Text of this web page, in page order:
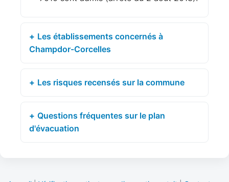
Les établissements concernés à
Champdor-Corcelles
Les risques recensés sur la commune
Questions fréquentes sur le plan
d'évacuation